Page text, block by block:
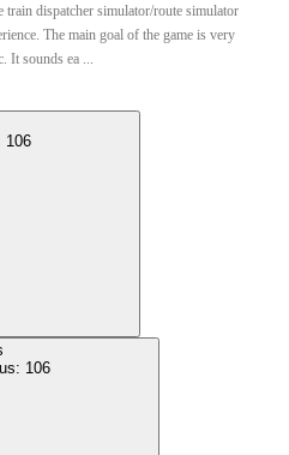
dispatcher simulator/route simulator
The main goal of the game is very
It sounds ea ...
106
106